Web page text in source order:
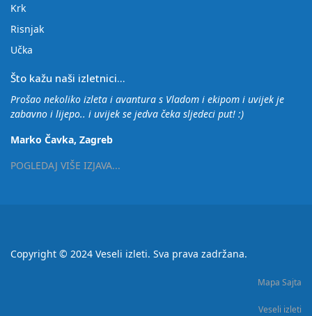
Krk
Risnjak
Učka
Što kažu naši izletnici...
Prošao nekoliko izleta i avantura s Vladom i ekipom i uvijek je
zabavno i lijepo.. i uvijek se jedva čeka sljedeci put! :)
Marko Čavka, Zagreb
POGLEDAJ VIŠE IZJAVA...
Copyright © 2024 Veseli izleti. Sva prava zadržana.
Mapa Sajta
Veseli izleti